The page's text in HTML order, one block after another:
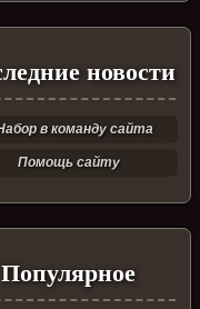
новости
в команду сайта
Помощь сайту
Популярное